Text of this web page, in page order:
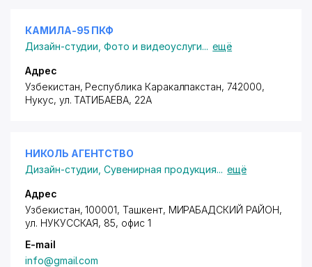
КАМИЛА-95 ПКФ
Дизайн-студии ,Фото и видеоуслуги... ещё
Адрес
Узбекистан, Республика Каракалпакстан, 742000,
Нукус, ул. ТАТИБАЕВА, 22А
НИКОЛЬ АГЕНТСТВО
Дизайн-студии ,Сувенирная продукция... ещё
Адрес
Узбекистан, 100001, Ташкент, МИРАБАДСКИЙ РАЙОН,
ул. НУКУССКАЯ, 85, офис 1
E-mail
info@gmail.com